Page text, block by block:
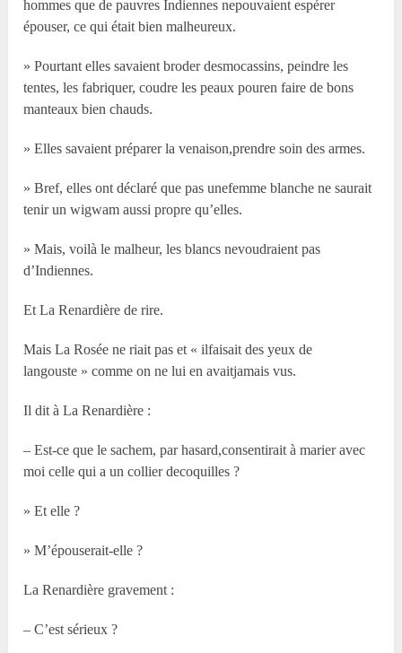
hommes que de pauvres Indiennes nepouvaient espérer
épouser, ce qui était bien malheureux.
» Pourtant elles savaient broder desmocassins, peindre les
tentes, les fabriquer, coudre les peaux pouren faire de bons
manteaux bien chauds.
» Elles savaient préparer la venaison,prendre soin des armes.
» Bref, elles ont déclaré que pas unefemme blanche ne saurait
tenir un wigwam aussi propre qu’elles.
» Mais, voilà le malheur, les blancs nevoudraient pas
d’Indiennes.
Et La Renardière de rire.
Mais La Rosée ne riait pas et « ilfaisait des yeux de
langouste » comme on ne lui en avaitjamais vus.
Il dit à La Renardière :
– Est-ce que le sachem, par hasard,consentirait à marier avec
moi celle qui a un collier decoquilles ?
» Et elle ?
» M’épouserait-elle ?
La Renardière gravement :
– C’est sérieux ?